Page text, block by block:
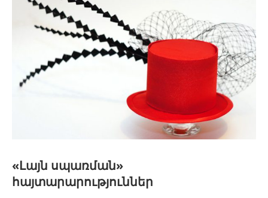
«Լայն սպառման»
հայտարարություններ